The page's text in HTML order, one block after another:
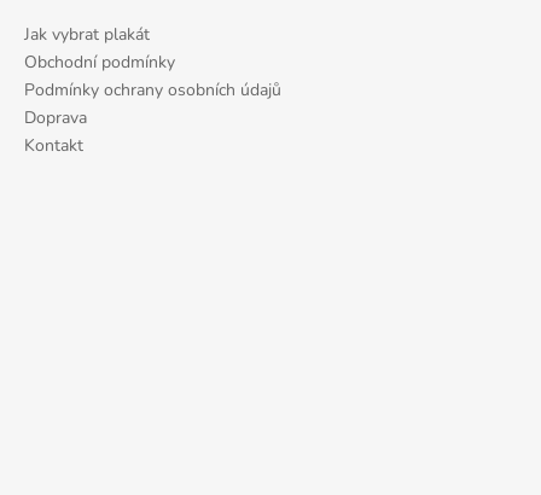
Jak vybrat plakát
Obchodní podmínky
Podmínky ochrany osobních údajů
Doprava
Kontakt